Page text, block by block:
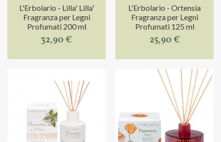
L'Erbolario - Lilla' Lilla'
Fragranza per Legni
Profumati 200 ml
32,90 €
L'Erbolario - Ortensia
Fragranza per Legni
Profumati 125 ml
25,90 €